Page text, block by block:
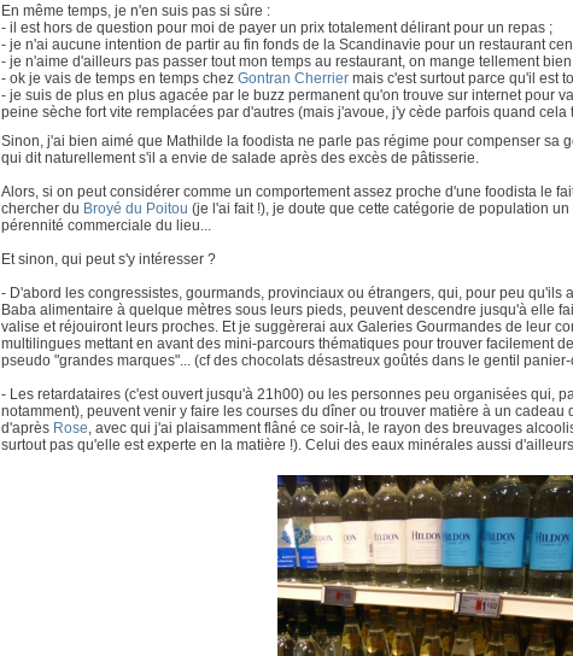
En même temps, je n'en suis pas si sûre :
- il est hors de question pour moi de payer un prix totalement délirant pour un repas ;
- je n'ai aucune intention de partir au fin fonds de la Scandinavie pour un restaurant
- je n'aime d'ailleurs pas passer tout mon temps au restaurant, on mange tellement
- ok je vais de temps en temps chez Gontran Cherrier mais c'est surtout parce qu'il est
- je suis de plus en plus agacée par le buzz permanent qu'on trouve sur internet pour
peine sèche fort vite remplacées par d'autres (mais j'avoue, j'y cède parfois quand cela
Sinon, j'ai bien aimé que Mathilde la foodista ne parle pas régime pour compenser sa
qui dit naturellement s'il a envie de salade après des excès de pâtisserie.
Alors, si on peut considérer comme un comportement assez proche d'une foodista le
chercher du Broyé du Poitou (je l'ai fait !), je doute que cette catégorie de population
pérennité commerciale du lieu...
Et sinon, qui peut s'y intéresser ?
- D'abord les congressistes, gourmands, provinciaux ou étrangers, qui, pour peu qu'ils
Baba alimentaire à quelque mètres sous leurs pieds, peuvent descendre jusqu'à elle
valise et réjouiront leurs proches. Et je suggèrerai aux Galeries Gourmandes de leur
multilingues mettant en avant des mini-parcours thématiques pour trouver facilement
pseudo "grandes marques"... (cf des chocolats désastreux goûtés dans le gentil
- Les retardataires (c'est ouvert jusqu'à 21h00) ou les personnes peu organisées qui,
notamment), peuvent venir y faire les courses du dîner ou trouver matière à un cadeau
d'après Rose , avec qui j'ai plaisamment flâné ce soir-là, le rayon des breuvages
surtout pas qu'elle est experte en la matière !). Celui des eaux minérales aussi